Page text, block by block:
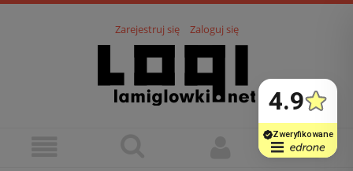
Zarejestruj się Zaloguj się